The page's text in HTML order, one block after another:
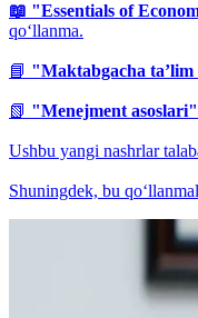
📖 "Essentials of
qo‘llanma.
📘 "Maktabgacha
📗 "Menejment
Ushbu yangi nashrlar
Shuningdek, bu